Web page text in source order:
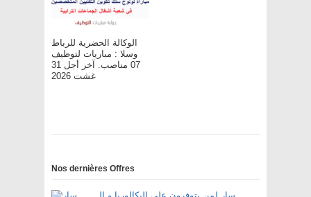
الوكالة الحضرية للرباط
وسلا : مباريات لتوظيف
07 مناصب. آخر أجل 31
غشت 2026
Nos dernières Offres